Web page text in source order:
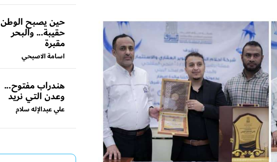
حين يصبح الوطن
حقيبة... والبحر
مقبرة
اسامة الاصبحي
هندراب مفتوح...
وعدن التي نريد
علي عبدالإله سلام